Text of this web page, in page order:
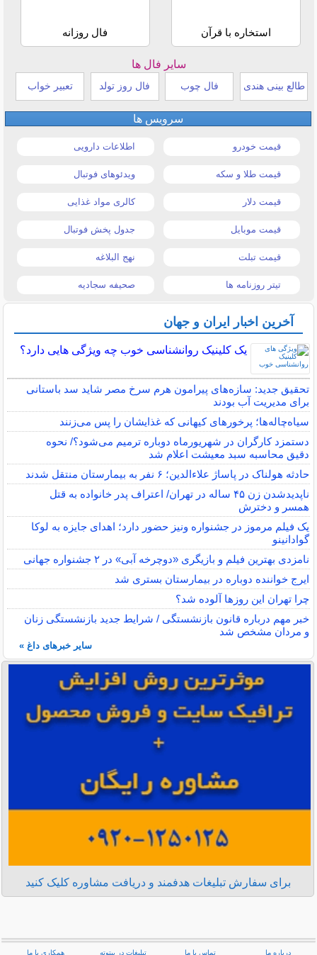
استخاره با قرآن فال روزانه
سایر فال ها
طالع بینی هندی فال چوب فال روز تولد تعبیر خواب
سرویس ها
قیمت خودرو اطلاعات دارویی
قیمت طلا و سکه ویدئوهای فوتبال
قیمت دلار کالری مواد غذایی
قیمت موبایل جدول پخش فوتبال
قیمت تبلت نهج البلاغه
تیتر روزنامه ها صحیفه سجادیه
آخرین اخبار ایران و جهان
یک کلینیک روانشناسی خوب چه ویژگی هایی دارد؟
تحقیق جدید: سازه‌های پیرامون هرم سرخ مصر شاید سد باستانی
برای مدیریت آب بودند
سیاه‌چاله‌ها؛ پرخورهای کیهانی که غذایشان را پس می‌زنند
دستمزد کارگران در شهریورماه دوباره ترمیم می‌شود؟/ نحوه
دقیق محاسبه سبد معیشت اعلام شد
حادثه هولناک در پاساژ علاءالدین؛ ۶ نفر به بیمارستان منتقل شدند
ناپدیدشدن زن ۴۵ ساله در تهران/ اعتراف پدر خانواده به قتل
همسر و دخترش
یک فیلم مرموز در جشنواره ونیز حضور دارد؛ اهدای جایزه به لوکا
گوادانینو
نامزدی بهترین فیلم و بازیگری «دوچرخه آبی» در ۲ جشنواره جهانی
ایرج خواننده دوباره در بیمارستان بستری شد
چرا تهران این روزها آلوده شد؟
خبر مهم درباره قانون بازنشستگی / شرایط جدید بازنشستگی زنان
و مردان مشخص شد
سایر خبرهای داغ »
برای سفارش تبلیغات هدفمند و دریافت مشاوره کلیک کنید
درباره ما تماس با ما تبلیغات در بیتوته همکاری با ما